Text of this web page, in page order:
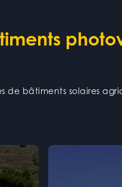
de bâtiments solaires